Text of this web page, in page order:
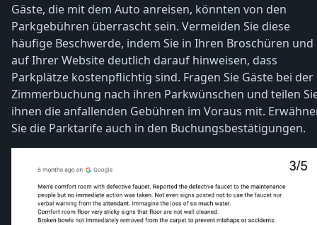
Gäste, die mit dem Auto anreisen, könnten von den
Parkgebühren überrascht sein. Vermeiden Sie diese
häufige Beschwerde, indem Sie in Ihren Broschüren und
auf Ihrer Website deutlich darauf hinweisen, dass
Parkplätze kostenpflichtig sind. Fragen Sie Gäste bei der
Zimmerbuchung nach ihren Parkwünschen und teilen
ihnen die anfallenden Gebühren im Voraus mit.
Sie die Parktarife auch in den Buchungsbestätigungen.